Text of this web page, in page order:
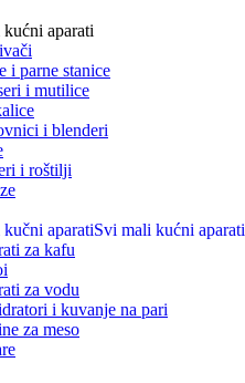
aparati
i parne stanice
i mutilice
i blenderi
i roštilji
aparatiSvi mali kućni aparati
za kafu
za vodu
i kuvanje na pari
za meso